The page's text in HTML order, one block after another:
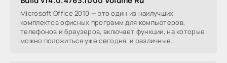
Microsoft Office 2010 — это один из наилучших
комплектов офисных программ для компьютеров,
телефонов и браузеров, включает функции, на которые
можно положиться уже сегодня, и различные